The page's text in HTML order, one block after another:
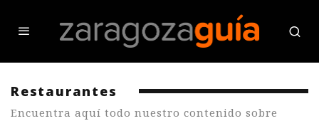
Restaurantes
Encuentra aquí todo nuestro contenido sobre